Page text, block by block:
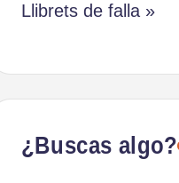
Llibrets de falla »
¿Buscas algo?